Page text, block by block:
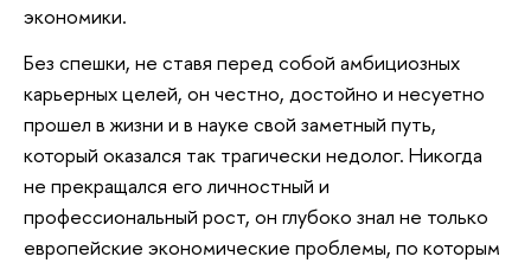
экономики.
Без спешки, не ставя перед собой амбициозных
карьерных целей, он честно, достойно и несуетно
прошел в жизни и в науке свой заметный путь,
который оказался так трагически недолог. Никогда
не прекращался его личностный и
профессиональный рост, он глубоко знал не только
европейские экономические проблемы, по которым